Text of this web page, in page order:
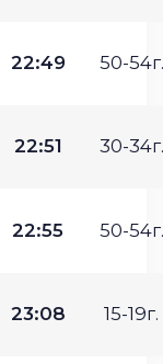
22:49 50-54г.
22:51 30-34г.
22:55 50-54г.
23:08 15-19г.